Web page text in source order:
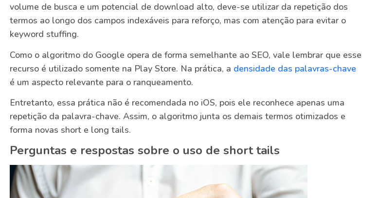
volume de busca e um potencial de download alto, deve-se utilizar da repetição dos
termos ao longo dos campos indexáveis para reforço, mas com atenção para evitar o
keyword stuffing.
Como o algoritmo do Google opera de forma semelhante ao SEO, vale lembrar que esse
recurso é utilizado somente na Play Store. Na prática, a densidade das palavras-chave
é um aspecto relevante para o ranqueamento.
Entretanto, essa prática não é recomendada no iOS, pois ele reconhece apenas uma
repetição da palavra-chave. Assim, o algoritmo junta os demais termos otimizados e
forma novas short e long tails.
Perguntas e respostas sobre o uso de short tails